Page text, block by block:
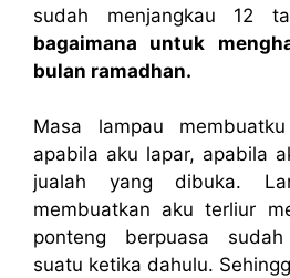
sudah menjangkau 12
bagaimana untuk
bulan ramadhan.
Masa lampau
apabila aku lapar, apabila
jualah yang dibuka.
membuatkan aku terliur
ponteng berpuasa
suatu ketika dahulu.